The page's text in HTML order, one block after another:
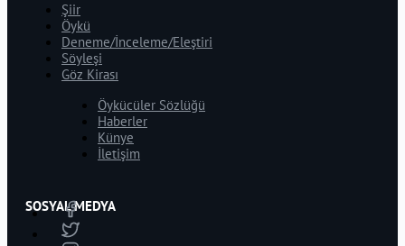
Şiir
Öykü
Deneme/İnceleme/Eleştiri
Söyleşi
Göz Kirası
Öykücüler Sözlüğü
Haberler
Künye
İletişim
SOSYAL MEDYA